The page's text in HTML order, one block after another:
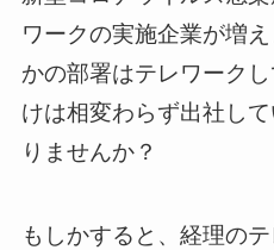
ワークの実施企業が増
かの部署はテレワーク
けは相変わらず出社し
りませんか？
もしかすると、経理の